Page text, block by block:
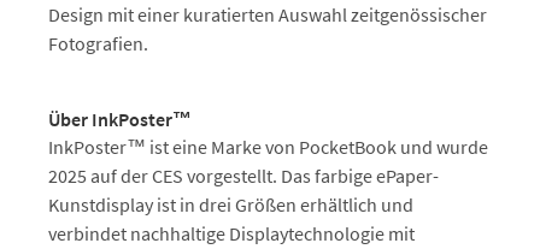
Design mit einer kuratierten Auswahl zeitgenössischer
Fotografien.
Über InkPoster™
InkPoster™ ist eine Marke von PocketBook und wurde
2025 auf der CES vorgestellt. Das farbige ePaper-
Kunstdisplay ist in drei Größen erhältlich und
verbindet nachhaltige Displaytechnologie mit